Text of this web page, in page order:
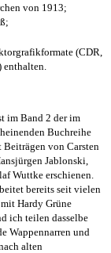
von 1913;
(CDR,
im Band 2 der im
Buchreihe
von Carsten
Jablonski,
Wuttke erschienen.
bereits seit vielen
Hardy Grüne
ich teilen dasselbe
Wappennarren und
alten